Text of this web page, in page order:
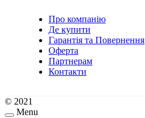
Про компанію
Де купити
Гарантія та Повернення
Оферта
Партнерам
Контакти
© 2021
Menu